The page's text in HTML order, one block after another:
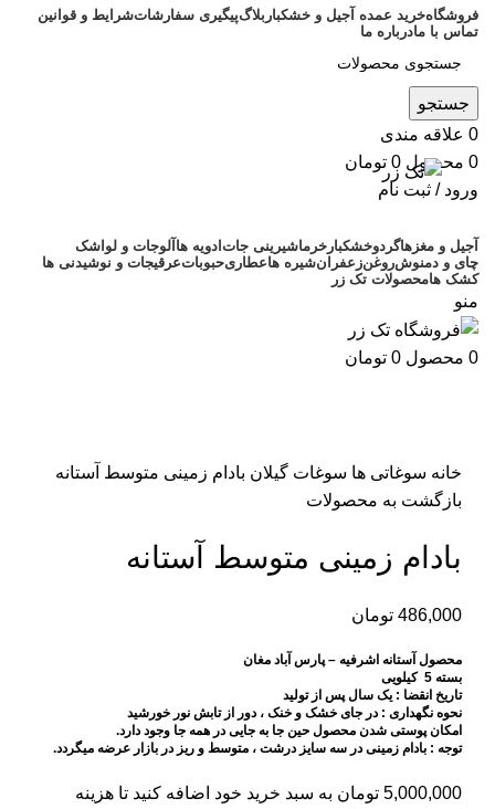
فروشگاهخرید عمده آجیل و خشکبار بلاگپیگیری سفارشاتشرایط و قوانین
تماس با مادرباره ما
جستجو
0 علاقه مندی
0 محصول 0 تومان
ورود / ثبت نام
آجیل و مغزهاگردوخشکبار خرماشیرینی جات ادویه ها آلوجات و لواشک
چای و دمنوشروغنزعفرانشیره هاعطاریحبوباتعرقیجات و نوشیدنی ها
کشک هامحصولات تک زر
منو
0 محصول 0 تومان
خانه سوغاتی ها سوغات گیلان بادام زمینی متوسط آستانه
بازگشت به محصولات
بادام زمینی متوسط آستانه
486,000 تومان
محصول آستانه اشرفیه – پارس آباد مغان
بسته 5 کیلویی
تاریخ انقضا : یک سال پس از تولید
نحوه نگهداری : در جای خشک و خنک ، دور از تابش نور خورشید
امکان پوستی شدن محصول حین جا به جایی در همه جا وجود دارد.
توجه : بادام زمینی در سه سایز درشت ، متوسط و ریز در بازار عرضه میگردد.
5,000,000 تومان به سبد خرید خود اضافه کنید تا هزینه